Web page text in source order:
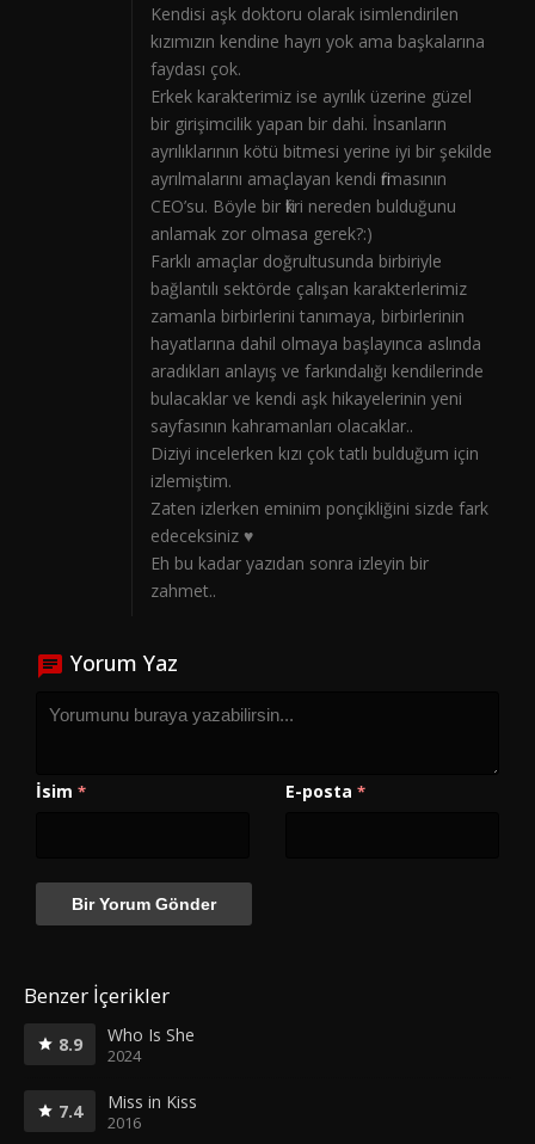
Kendisi aşk doktoru olarak isimlendirilen
kızımızın kendine hayrı yok ama başkalarına
faydası çok.
Erkek karakterimiz ise ayrılık üzerine güzel
bir girişimcilik yapan bir dahi. İnsanların
ayrılıklarının kötü bitmesi yerine iyi bir şekilde
ayrılmalarını amaçlayan kendi firmasının
CEO’su. Böyle bir fikri nereden bulduğunu
anlamak zor olmasa gerek?:)
Farklı amaçlar doğrultusunda birbiriyle
bağlantılı sektörde çalışan karakterlerimiz
zamanla birbirlerini tanımaya, birbirlerinin
hayatlarına dahil olmaya başlayınca aslında
aradıkları anlayış ve farkındalığı kendilerinde
bulacaklar ve kendi aşk hikayelerinin yeni
sayfasının kahramanları olacaklar..
Diziyi incelerken kızı çok tatlı bulduğum için
izlemiştim.
Zaten izlerken eminim ponçikliğini sizde fark
edeceksiniz ♥
Eh bu kadar yazıdan sonra izleyin bir
zahmet..
Yorum Yaz
İsim * E-posta *
Benzer İçerikler
8.9 Who Is She
2024
7.4 Miss in Kiss
2016